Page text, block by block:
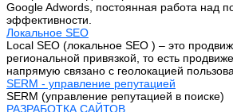
Google Adwords, постоянная работа над
эффективности.
Локальное SEO
Local SEO (локальное SEO ) – это
региональной привязкой, то есть
напрямую связано с геолокацией
SERM - управление репутацией
SERM (управление репутацией в поиске)
РАЗРАБОТКА САЙТОВ